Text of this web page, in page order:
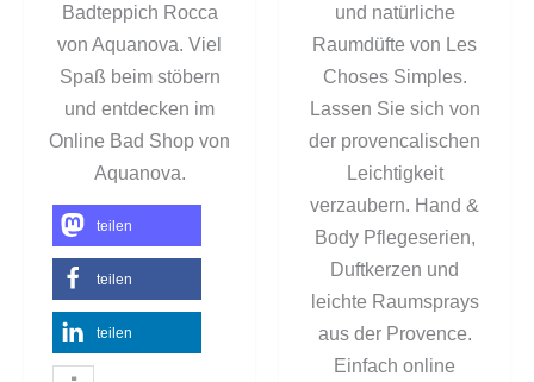
Badteppich Rocca
von Aquanova. Viel
Spaß beim stöbern
und entdecken im
Online Bad Shop von
Aquanova.
teilen
teilen
teilen
und natürliche
Raumdüfte von Les
Choses Simples.
Lassen Sie sich von
der provencalischen
Leichtigkeit
verzaubern. Hand &
Body Pflegeserien,
Duftkerzen und
leichte Raumsprays
aus der Provence.
Einfach online